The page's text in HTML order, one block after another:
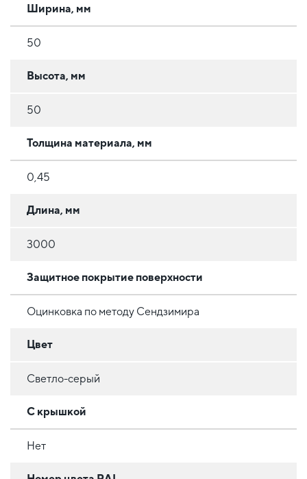
Ширина, мм
50
Высота, мм
50
Толщина материала, мм
0,45
Длина, мм
3000
Защитное покрытие поверхности
Оцинковка по методу Сендзимира
Цвет
Светло-серый
С крышкой
Нет